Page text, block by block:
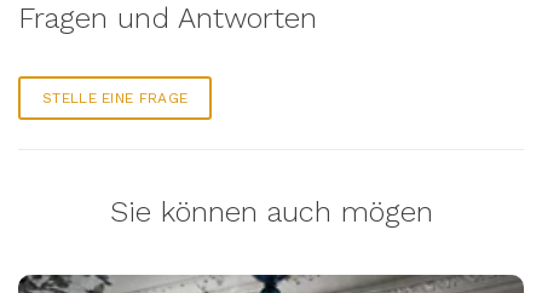
Fragen und Antworten
STELLE EINE FRAGE
Sie können auch mögen